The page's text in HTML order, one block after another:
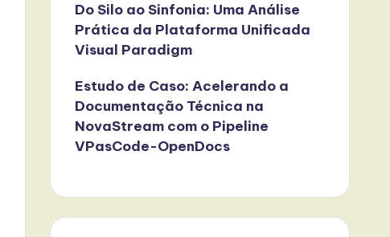
Do Silo ao Sinfonia: Uma Análise
Prática da Plataforma Unificada
Visual Paradigm
Estudo de Caso: Acelerando a
Documentação Técnica na
NovaStream com o Pipeline
VPasCode-OpenDocs